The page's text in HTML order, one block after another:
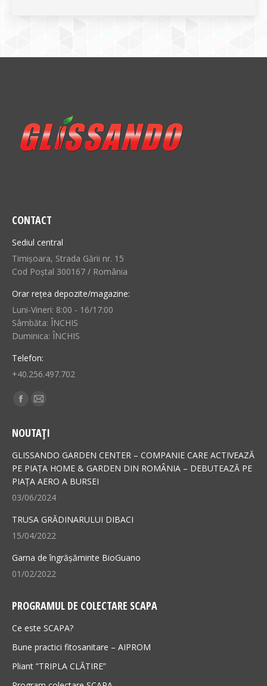
CONTACT
Sediul central
Timișoara, Strada Gării nr. 15
Cod Poștal 300167 / România
Orar rețea depozite/magazine:
Luni-Vineri: 8:00 - 16/17:00
Sâmbăta: ÎNCHIS
Duminica: ÎNCHIS
Telefon:
+40.256.497.702
Find us on:
Facebook
opens
in
new
window
Mail
opens
in
new
window
NOUTAȚI
GLISSANDO GARDEN CENTER – COMPANIE CARE ACTIVEAZĂ
PE PIAȚA HOME & GARDEN DIN ROMÂNIA – DEBUTEAZĂ PE
PIAȚA AERO A BURSEI
03/06/2024
TRUSA GRĂDINARULUI DIBACI
15/04/2022
Gama de îngrășăminte BioGuano
01/02/2022
PROGRAMUL DE COLECTARE SCAPA
Ce este SCAPA?
Bune practici fitosanitare – AIPROM
Pliant ”TRIPLA CLĂTIRE”